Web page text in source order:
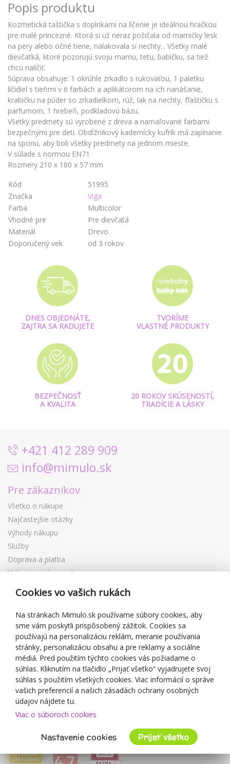
Popis produktu
Kozmetická taštička s doplnkami na líčenie je ideálnou hračkou
pre malé princezné. Ktorá si už neraz požičala od mamičky lesk
na pery alebo očné tiene, nalakovala si nechty... Všetky malé
dievčatká, ktoré pozorujú svoju mamu, tetu, babičku, sa tiež
chcú nalíčiť.
Súprava obsahuje: 1 okrúhle zrkadlo s rukoväťou, 1 paletku
líčidiel s tieňmi v 6 farbách a aplikátorom na ich nanášanie,
krabičku na púder so zrkadielkom, rúž, lak na nechty, fľaštičku s
parfumom, 1 hrebeň, podkladovú bázu.
Všetky predmety sú vyrobené z dreva a namaľované farbami
bezpečnými pre deti. Obdĺžnikový kadernícky kufrík má zapínanie
na sponu, aby boli všetky predmety na jednom mieste.
V súlade s normou EN71
Rozmery 210 x 180 x 57 mm
Kód
51995
Značka
Viga
Farba
Multicolor
Vhodné pre
Pre dievčatá
Materiál
Drevo
Doporučený vek
od 3 rokov
DNES OBJEDNÁTE,
ZAJTRA SA RADUJETE
TVORÍME
VLASTNÉ PRODUKTY
BEZPEČNOSŤ
A KVALITA
20 ROKOV SKÚSENOSTÍ,
TRADÍCIE A LÁSKY
+421 412 289 909
info@mimulo.sk
Pre zákazníkov
Všetko o nákupe
Najčastejšie otázky
Výhody nákupu
Služby
Doprava a platba
Vrátenie a výmena tovaru
Reklamácia
Zľavové kupóny
Blog
O predajcovi
Mimulo.sk
Obchodné podmienky
Ochrana osobných údajov GDPR
Kontakty
Spolupracujeme
Cookies vo vašich rukách
Na stránkach Mimulo.sk používame súbory cookies, aby
sme vám poskytli prispôsobený zážitok. Cookies sa
používajú na personalizáciu reklám, meranie používania
stránky, personalizáciu obsahu a pre reklamy a sociálne
médiá. Pred použitím týchto cookies vás požiadame o
súhlas. Kliknutím na tlačidlo „Prijať všetko“ vyjadrujete svoj
súhlas s použitím všetkých cookies. Viac informácií o správe
vašich preferencií a našich zásadách ochrany osobných
údajov nájdete tu.
Viac o súboroch cookies
Nastavenie cookies Prijať všetko